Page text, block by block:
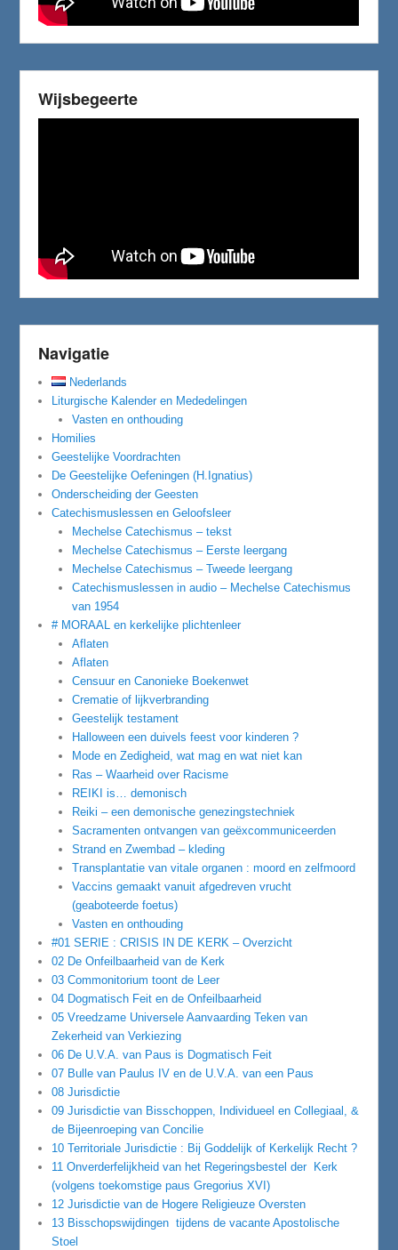
Wijsbegeerte
Navigatie
Nederlands
Liturgische Kalender en Mededelingen
Vasten en onthouding
Homilies
Geestelijke Voordrachten
De Geestelijke Oefeningen (H.Ignatius)
Onderscheiding der Geesten
Catechismuslessen en Geloofsleer
Mechelse Catechismus – tekst
Mechelse Catechismus – Eerste leergang
Mechelse Catechismus – Tweede leergang
Catechismuslessen in audio – Mechelse Catechismus
van 1954
# MORAAL en kerkelijke plichtenleer
Aflaten
Aflaten
Censuur en Canonieke Boekenwet
Crematie of lijkverbranding
Geestelijk testament
Halloween een duivels feest voor kinderen ?
Mode en Zedigheid, wat mag en wat niet kan
Ras – Waarheid over Racisme
REIKI is… demonisch
Reiki – een demonische genezingstechniek
Sacramenten ontvangen van geëxcommuniceerden
Strand en Zwembad – kleding
Transplantatie van vitale organen : moord en zelfmoord
Vaccins gemaakt vanuit afgedreven vrucht
(geaboteerde foetus)
Vasten en onthouding
#01 SERIE : CRISIS IN DE KERK – Overzicht
02 De Onfeilbaarheid van de Kerk
03 Commonitorium toont de Leer
04 Dogmatisch Feit en de Onfeilbaarheid
05 Vreedzame Universele Aanvaarding Teken van
Zekerheid van Verkiezing
06 De U.V.A. van Paus is Dogmatisch Feit
07 Bulle van Paulus IV en de U.V.A. van een Paus
08 Jurisdictie
09 Jurisdictie van Bisschoppen, Individueel en Collegiaal, &
de Bijeenroeping van Concilie
10 Territoriale Jurisdictie : Bij Goddelijk of Kerkelijk Recht ?
11 Onverderfelijkheid van het Regeringsbestel der Kerk
(volgens toekomstige paus Gregorius XVI)
12 Jurisdictie van de Hogere Religieuze Oversten
13 Bisschopswijdingen tijdens de vacante Apostolische
Stoel